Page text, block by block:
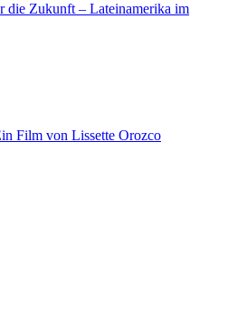
die Zukunft – Lateinamerika im
Film von Lissette Orozco